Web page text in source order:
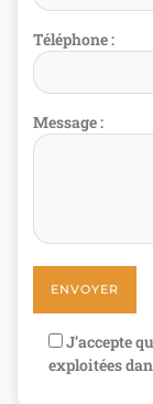
Téléphone :
Message :
J’accepte
exploitées